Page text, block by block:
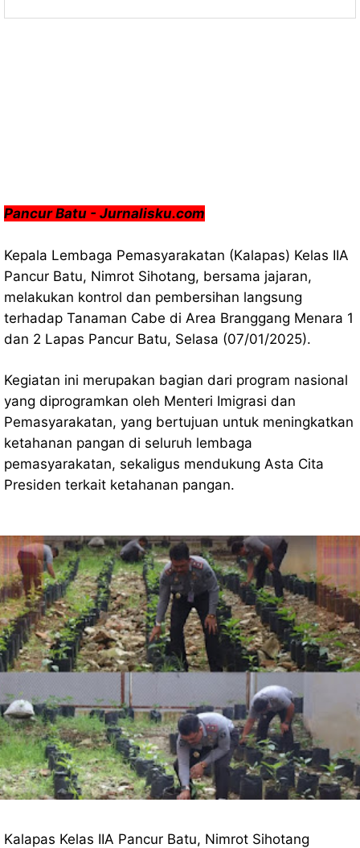
Pancur Batu - Jurnalisku.com
Kepala Lembaga Pemasyarakatan (Kalapas) Kelas IIA
Pancur Batu, Nimrot Sihotang, bersama jajaran,
melakukan kontrol dan pembersihan langsung
terhadap Tanaman Cabe di Area Branggang Menara 1
dan 2 Lapas Pancur Batu, Selasa (07/01/2025).
Kegiatan ini merupakan bagian dari program nasional
yang diprogramkan oleh Menteri Imigrasi dan
Pemasyarakatan, yang bertujuan untuk meningkatkan
ketahanan pangan di seluruh lembaga
pemasyarakatan, sekaligus mendukung Asta Cita
Presiden terkait ketahanan pangan.
Kalapas Kelas IIA Pancur Batu, Nimrot Sihotang